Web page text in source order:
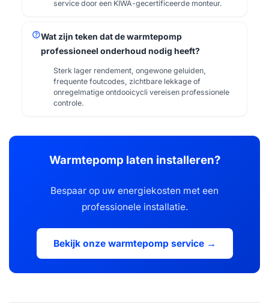
service door een KIWA-gecertificeerde monteur.
helpWat zijn teken dat de warmtepomp
professioneel onderhoud nodig heeft?
Sterk lager rendement, ongewone geluiden,
frequente foutcodes, zichtbare lekkage of
onregelmatige ontdooicycli vereisen professionele
controle.
Warmtepomp laten installeren?
Bespaar op uw energiekosten met een
professionele installatie.
Bekijk onze warmtepomp service →